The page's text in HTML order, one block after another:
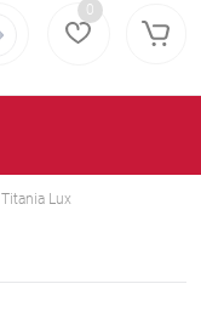
0
Titania Lux